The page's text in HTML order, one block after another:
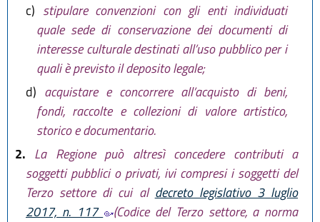
c) stipulare convenzioni con gli enti individuati
quale sede di conservazione dei documenti di
interesse culturale destinati all’uso pubblico per i
quali è previsto il deposito legale;
d) acquistare e concorrere all’acquisto di beni,
fondi, raccolte e collezioni di valore artistico,
storico e documentario.
2. La Regione può altresì concedere contributi a
soggetti pubblici o privati, ivi compresi i soggetti del
Terzo settore di cui al decreto legislativo 3 luglio
2017, n. 117
(Codice del Terzo settore, a norma